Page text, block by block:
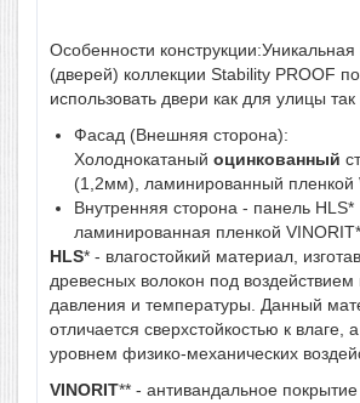
Особенности конструкции:Уникальная
(дверей) коллекции Stability PROOF
использовать двери как для улицы
Фасад (Внешняя сторона):
Холоднокатаный оцинкованный
(1,2мм), ламинированный пленкой
Внутренняя сторона - панель HLS*
ламинированная пленкой
HLS* - влагостойкий материал,
древесных волокон под воздействием
давления и температуры. Данный
отличается сверхстойкостью к влаге,
уровнем физико-механических
VINORIT** - антивандальное